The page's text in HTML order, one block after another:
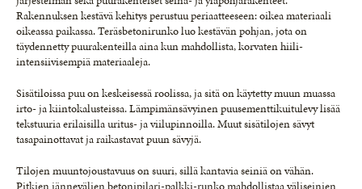
Rakennuksen kestävä kehitys perustuu periaatteeseen: oikea materiaali
oikeassa paikassa. Teräsbetonirunko luo kestävän pohjan, jota on
täydennetty puurakenteilla aina kun mahdollista, korvaten hiili-
intensiivisempiä materiaaleja.
Sisätiloissa puu on keskeisessä roolissa, ja sitä on käytetty muun muassa
irto- ja kiintokalusteissa. Lämpimänsävyinen puusementtikuitulevy lisää
tekstuuria erilaisilla uritus- ja viilupinnoilla. Muut sisätilojen sävyt
tasapainottavat ja raikastavat puun sävyjä.
Tilojen muuntojoustavuus on suuri, sillä kantavia seiniä on vähän.